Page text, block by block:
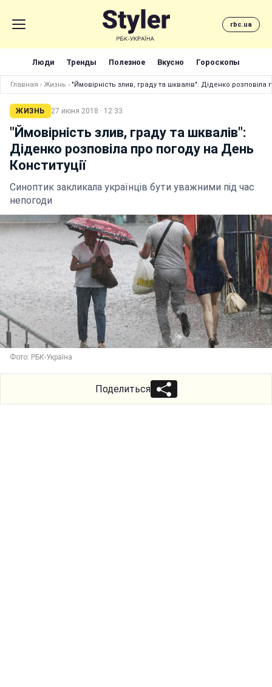
rbc.ua
Люди Тренды Полезное Вкусно Гороскопы
Главная › Жизнь › "Ймовірність злив, граду та шквалів": Діденко розповіла
ЖИЗНЬ 27 июня 2018 · 12:33
"Ймовірність злив, граду та шквалів":
Діденко розповіла про погоду на День
Конституції
Синоптик закликала українців бути уважними під час
непогоди
Фото: РБК-Україна
Поделиться